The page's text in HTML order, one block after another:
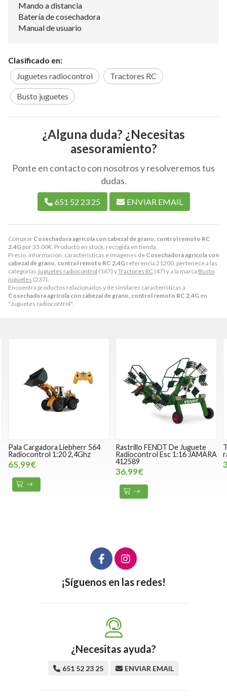
Comprar Cosechadora agrícola con cabezal de grano, control remoto RC
2.4G por35,00€ . Producto en stock, recogida en tienda.
Precio, información, características e imágenes de Cosechadora agrícola con
cabezal de grano, control remoto RC 2.4G referencia 21200, pertenece a las
categorías Juguetes radiocontrol (167) yTractores RC (47) y a la marca Busto
juguetes (237).
Encuentra productos relacionados y de similares características a
Cosechadora agrícola con cabezal de grano, control remoto RC 2.4G en
"Juguetes radiocontrol".
Mando a distancia
Batería de cosechadora
Manual de usuario
Clasificado en:
Juguetes radiocontrol
Tractores RC
Busto juguetes
¿Alguna duda? ¿Necesitas
asesoramiento?
Ponte en contacto con nosotros y resolveremos tus
dudas.
651 52 23 25 ENVIAR EMAIL
Pala Cargadora Liebherr 564
Radiocontrol 1:20 2,4Ghz
65,99€
Rastrillo FENDT De Juguete
Radiocontrol Esc 1:16 JAMARA
412589
36,99€
¡Síguenos en las redes!
¿Necesitas ayuda?
651 52 23 25 ENVIAR EMAIL